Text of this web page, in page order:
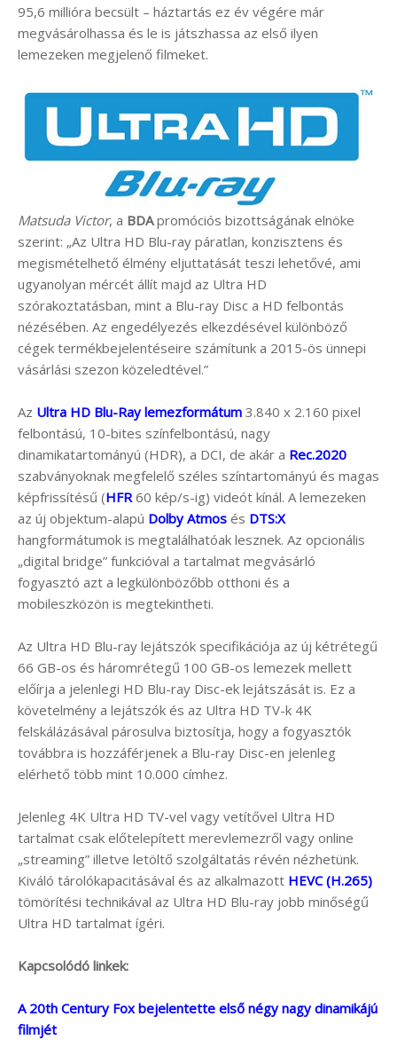
95,6 millióra becsült – háztartás ez év végére már
megvásárolhassa és le is játszhassa az első ilyen
lemezeken megjelenő filmeket.
Matsuda Victor, a BDApromóciós bizottságának elnöke
szerint: „Az Ultra HD Blu-ray páratlan, konzisztens és
megismételhető élmény eljuttatását teszi lehetővé, ami
ugyanolyan mércét állít majd az Ultra HD
szórakoztatásban, mint a Blu-ray Disc a HD felbontás
nézésében. Az engedélyezés elkezdésével különböző
cégek termékbejelentéseire számítunk a 2015-ös ünnepi
vásárlási szezon közeledtével.”
Az Ultra HD Blu-Ray lemezformátum 3.840 x 2.160 pixel
felbontású, 10-bites színfelbontású, nagy
dinamikatartományú (HDR), a DCI, de akár a Rec.2020
szabványoknak megfelelő széles színtartományú és magas
képfrissítésű (HFR 60 kép/s-ig) videót kínál. A lemezeken
az új objektum-alapú Dolby Atmos és DTS:X
hangformátumok is megtalálhatóak lesznek. Az opcionális
„digital bridge” funkcióval a tartalmat megvásárló
fogyasztó azt a legkülönbözőbb otthoni és a
mobileszközön is megtekintheti.
Az Ultra HD Blu-ray lejátszók specifikációja az új kétrétegű
66 GB-os és háromrétegű 100 GB-os lemezek mellett
előírja a jelenlegi HD Blu-ray Disc-ek lejátszását is. Ez a
követelmény a lejátszók és az Ultra HD TV-k 4K
felskálázásával párosulva biztosítja, hogy a fogyasztók
továbbra is hozzáférjenek a Blu-ray Disc-en jelenleg
elérhető több mint 10.000 címhez.
Jelenleg 4K Ultra HD TV-vel vagy vetítővel Ultra HD
tartalmat csak előtelepített merevlemezről vagy online
„streaming” illetve letöltő szolgáltatás révén nézhetünk.
Kiváló tárolókapacitásával és az alkalmazott HEVC (H.265)
tömörítési technikával az Ultra HD Blu-ray jobb minőségű
Ultra HD tartalmat ígéri.
Kapcsolódó linkek:
A 20th Century Fox bejelentette első négy nagy dinamikájú
filmjét